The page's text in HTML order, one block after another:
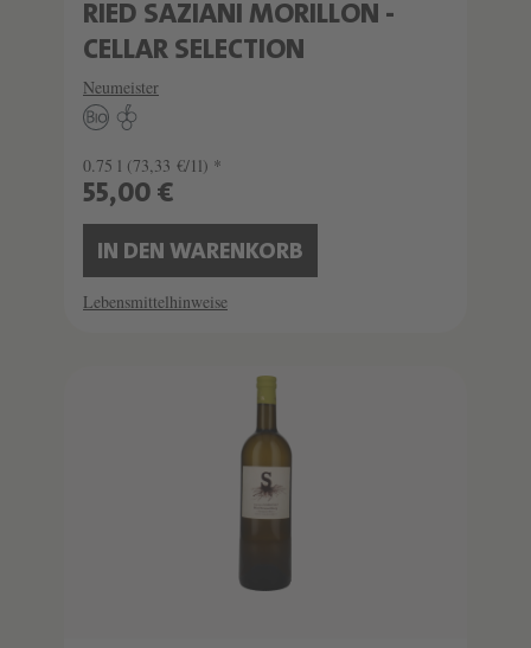
RIED SAZIANI MORILLON -
CELLAR SELECTION
Neumeister
0.75 l (73,33 €/1l) *
55,00 €
IN DEN WARENKORB
Lebensmittelhinweise